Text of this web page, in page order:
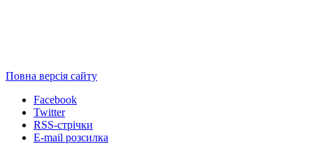
Повна версія сайту
Facebook
Twitter
RSS-стрічки
E-mail розсилка